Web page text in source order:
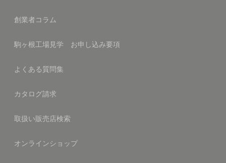
創業者コラム
駒ヶ根工場見学 お申し込み要項
よくある質問集
カタログ請求
取扱い販売店検索
オンラインショップ